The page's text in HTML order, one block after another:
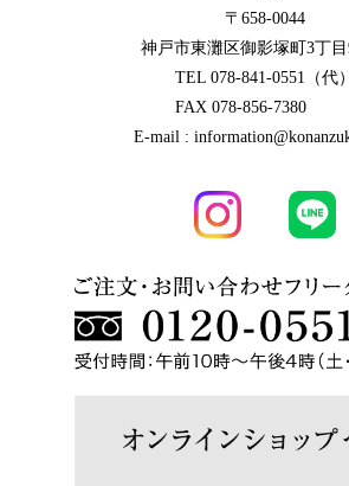
〒658-0044
神戸市東灘区御影塚町3丁
TEL 078-841-0551（代）
FAX 078-856-7380
E-mail :